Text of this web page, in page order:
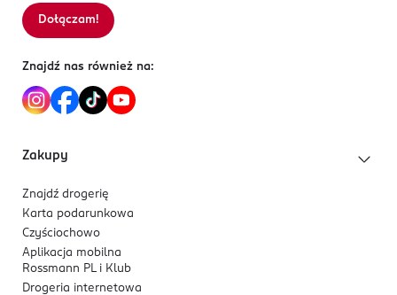
Ma płynną konsystencję, jest wodoodporny oraz
nie osadza się w załamaniach skóry ani nie
* efekt mierzony w porównaniu z rezultatami
marek na rynku brytyjskim
Contenir/+/-: Iron Oxides (CI 77491, CI 77492, CI 77499),
Titanium Dioxide (CI 77891)]
Sortowanie wg
Dołączam!
Znajdź nas również na:
Zakupy
Znajdź drogerię
Karta podarunkowa
Czyściochowo
Aplikacja mobilna
Rossmann PL i Klub
Drogeria internetowa